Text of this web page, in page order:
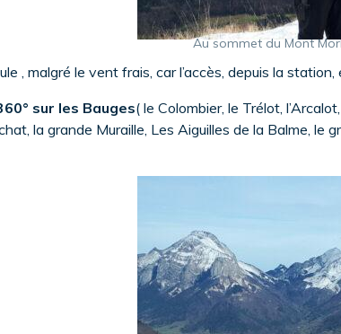
Au sommet du Mont
, malgré le vent frais, car l’accès, depuis la
sur les Bauges( le Colombier, le Trélot,
la grande Muraille, Les Aiguilles de la Balme, le